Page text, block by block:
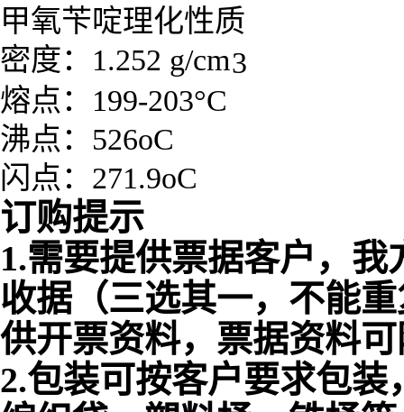
甲氧苄啶理化性质
密度：1.252 g/cm3
熔点：199-203°C
沸点：526oC
闪点：271.9oC
订购提示
1.需要提供票据客户，
收据（三选其一，不能
供开票资料，票据资料
2.包装可按客户要求包